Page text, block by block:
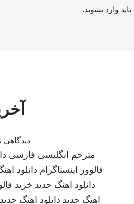
وارد بشوید.
دیدگاهی
مترجم انگلیسی فارسی
فالوور اینستاگرام دانلود
دانلود اهنگ جدید خرید
اهنگ جدید دانلود اهنگ جدید